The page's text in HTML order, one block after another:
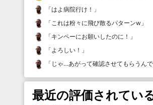
「はよ病院行け！ 」
「 これは粉々に飛び散るパターンw 」
「キンペーにお願いしたのに！ 」
「よろしい！ 」
「 じゃ…あがって確認させてもらうん
最近の評価されてい